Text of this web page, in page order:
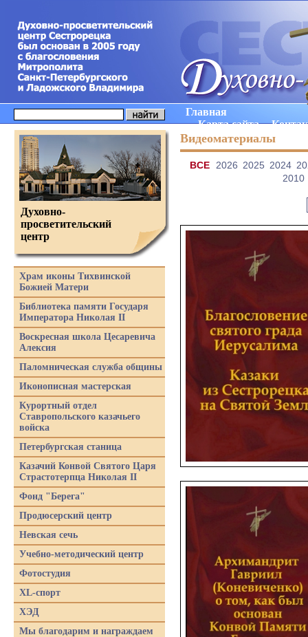
Главная
Карта сайта
Видеоматериалы
ВCE 2026 2025 2024
2010
Духовно-
просветительский
центр
Храм иконы Тихвинской
Божией Матери
Библиотека памяти Государя
Императора Николая II
Воскресная школа Цесаревича
Алексия
Паломническая служба общины
Иконописная мастерская
Курортный отдел
Ставропольского казачьего
войска
Петербургская станица
Казачий Конвой Святого Царя
Страстотерпца Николая II
Фонд "Берега"
Продюсерский центр
Невская сечь
Учебно-методический центр
Фотостудия
XL-спорт
ХЭД
Мы благодарим и награждаем